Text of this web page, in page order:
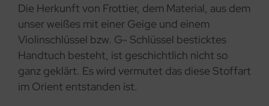
Die Herkunft von Frottier, dem Material, aus dem
unser weißes mit einer Geige und einem
Violinschlüssel bzw. G- Schlüssel besticktes
Handtuch besteht, ist geschichtlich nicht so
ganz geklärt. Es wird vermutet das diese Stoffart
im Orient entstanden ist.